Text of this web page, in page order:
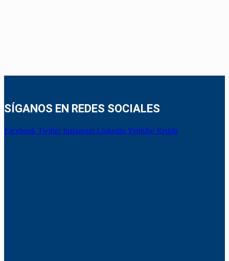
SÍGANOS EN REDES SOCIALES
Facebook Twitter Instagram Linkedin Youtube Reddit